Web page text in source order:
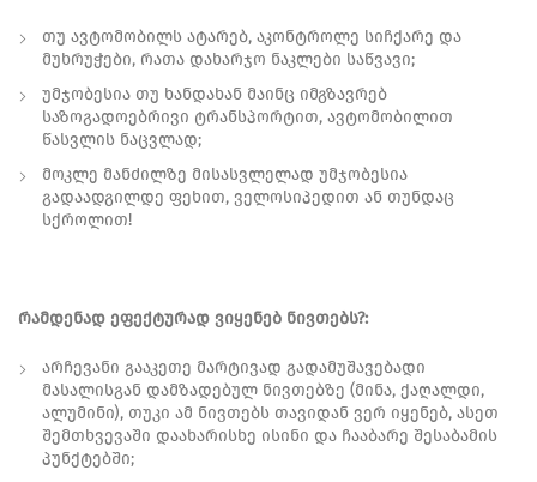
თუ ავტომობილს ატარებ, აკონტროლე სიჩქარე და
მუხრუჭები, რათა დახარჯო ნაკლები საწვავი;
უმჯობესია თუ ხანდახან მაინც იმგზავრებ
საზოგადოებრივი ტრანსპორტით, ავტომობილით
წასვლის ნაცვლად;
მოკლე მანძილზე მისასვლელად უმჯობესია
გადაადგილდე ფეხით, ველოსიპედით ან თუნდაც
სქროლით!
რამდენად ეფექტურად ვიყენებ ნივთებს?:
არჩევანი გააკეთე მარტივად გადამუშავებადი
მასალისგან დამზადებულ ნივთებზე (მინა, ქაღალდი,
ალუმინი), თუკი ამ ნივთებს თავიდან ვერ იყენებ, ასეთ
შემთხვევაში დაახარისხე ისინი და ჩააბარე შესაბამის
პუნქტებში;